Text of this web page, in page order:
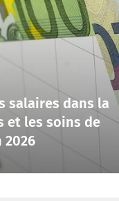
salaires dans la
et les soins de
2026